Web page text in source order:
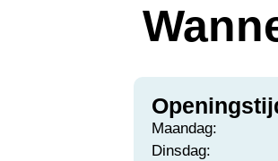
Maandag:
Dinsdag: